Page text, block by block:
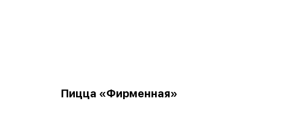
Пицца «Фирменная»